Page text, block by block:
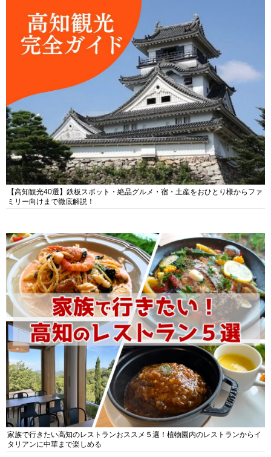
【高知観光40選】鉄板スポット・絶品グルメ・宿・土産をおひとり様からファ
ミリー向けまで徹底解説！
家族で行きたい高知のレストランおススメ５選！植物園内のレストランからイ
タリアンに中華まで楽しめる